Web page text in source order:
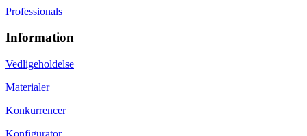
Professionals
Information
Vedligeholdelse
Materialer
Konkurrencer
Konfigurator